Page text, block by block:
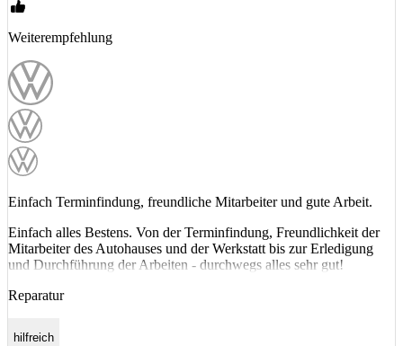
Weiterempfehlung
Einfach Terminfindung, freundliche Mitarbeiter und gute Arbeit.
Einfach alles Bestens. Von der Terminfindung, Freundlichkeit der
Mitarbeiter des Autohauses und der Werkstatt bis zur Erledigung
und Durchführung der Arbeiten - durchwegs alles sehr gut!
Reparatur
hilfreich